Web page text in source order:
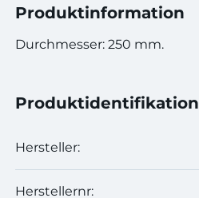
Produktinformation
Durchmesser: 250 mm.
Produktidentifikation
Hersteller:
Herstellernr: